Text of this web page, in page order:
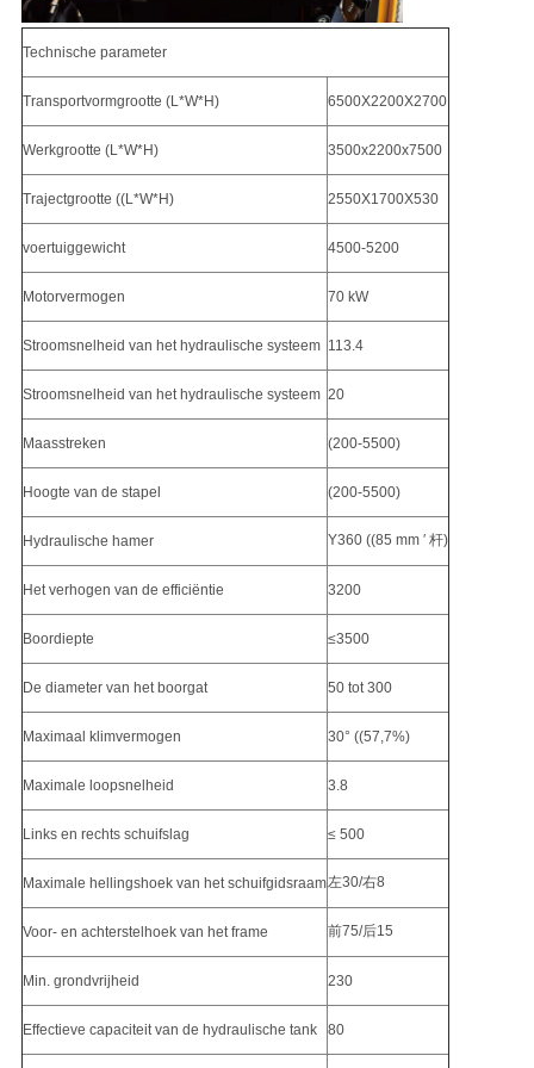
Technische parameter
Transportvormgrootte (L*W*H) 6500X2200X2700
Werkgrootte (L*W*H) 3500x2200x7500
Trajectgrootte ((L*W*H) 2550X1700X530
voertuiggewicht 4500-5200
Motorvermogen 70 kW
Stroomsnelheid van het hydraulische systeem 113.4
Stroomsnelheid van het hydraulische systeem 20
Maasstreken (200-5500)
Hoogte van de stapel (200-5500)
Hydraulische hamer Y360 ((85 mm ′ 杆)
Het verhogen van de efficiëntie 3200
Boordiepte ≤3500
De diameter van het boorgat 50 tot 300
Maximaal klimvermogen 30° ((57,7%)
Maximale loopsnelheid 3.8
Links en rechts schuifslag ≤ 500
Maximale hellingshoek van het schuifgidsraam左30/右8
Voor- en achterstelhoek van het frame 前75/后15
Min. grondvrijheid 230
Effectieve capaciteit van de hydraulische tank 80